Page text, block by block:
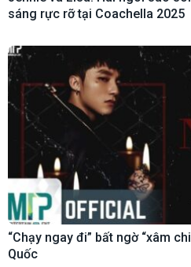
sáng rực rỡ tại Coachella 2025
“Chạy ngay đi” bất ngờ “xâm
Quốc